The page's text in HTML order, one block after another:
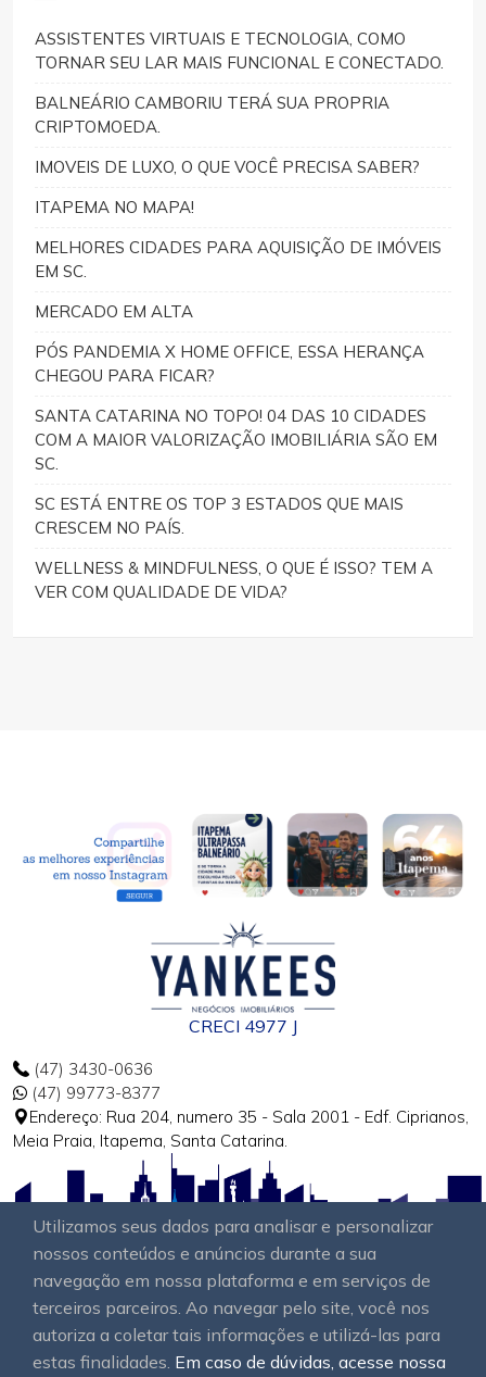
Utilizamos seus dados para analisar e personalizar
nossos conteúdos e anúncios durante a sua
navegação em nossa plataforma e em serviços de
terceiros parceiros. Ao navegar pelo site, você nos
autoriza a coletar tais informações e utilizá-las para
estas finalidades. Em caso de dúvidas, acesse nossa
ASSISTENTES VIRTUAIS E TECNOLOGIA, COMO
TORNAR SEU LAR MAIS FUNCIONAL E CONECTADO.
BALNEÁRIO CAMBORIU TERÁ SUA PROPRIA
CRIPTOMOEDA.
IMOVEIS DE LUXO, O QUE VOCÊ PRECISA SABER?
ITAPEMA NO MAPA!
MELHORES CIDADES PARA AQUISIÇÃO DE IMÓVEIS
EM SC.
MERCADO EM ALTA
PÓS PANDEMIA X HOME OFFICE, ESSA HERANÇA
CHEGOU PARA FICAR?
SANTA CATARINA NO TOPO! 04 DAS 10 CIDADES
COM A MAIOR VALORIZAÇÃO IMOBILIÁRIA SÃO EM
SC.
SC ESTÁ ENTRE OS TOP 3 ESTADOS QUE MAIS
CRESCEM NO PAÍS.
WELLNESS & MINDFULNESS, O QUE É ISSO? TEM A
VER COM QUALIDADE DE VIDA?
CRECI 4977 J
(47) 3430-0636
(47) 99773-8377
Endereço: Rua 204, numero 35 - Sala 2001 - Edf. Ciprianos,
Meia Praia, Itapema, Santa Catarina.